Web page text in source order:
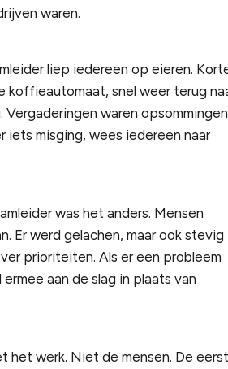
waren.
liep iedereen op eieren.
koffieautomaat, snel weer terug
Vergaderingen waren opsommingen
iets misging, wees iedereen naar
was het anders. Mensen
Er werd gelachen, maar ook stevig
prioriteiten. Als er een probleem
aan de slag in plaats van
het werk. Niet de mensen. De